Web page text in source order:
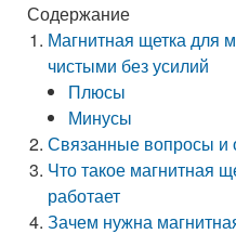
Содержание
Магнитная щетка для
чистыми без усилий
Плюсы
Минусы
Связанные вопросы и
Что такое магнитная
работает
Зачем нужна